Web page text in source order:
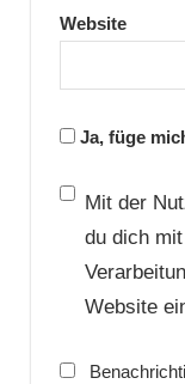
Website
Ja, füge
Mit der
du dich
Website